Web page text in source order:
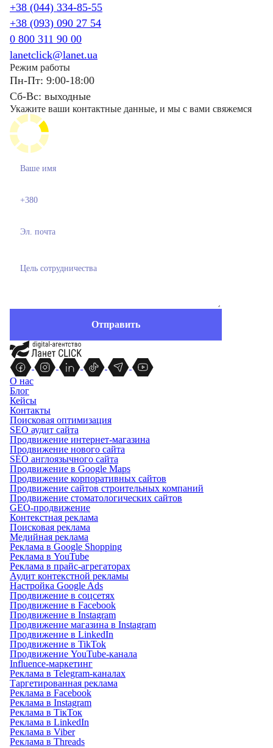
+38 (044) 334-85-55
+38 (093) 090 27 54
0 800 311 90 00
lanetclick@lanet.ua
Режим работы
Пн-Пт: 9:00-18:00
Сб-Вс: выходные
Укажите ваши контактные данные, и мы с вами свяжемся
О нас
Блог
Кейсы
Контакты
Поисковая оптимизация
SEO аудит сайта
Продвижение интернет-магазина
Продвижение нового сайта
SEO англоязычного сайта
Продвижение в Google Maps
Продвижение корпоративных сайтов
Продвижение сайтов строительных компаний
Продвижение стоматологических сайтов
GEO-продвижение
Контекстная реклама
Поисковая реклама
Медийная реклама
Реклама в Google Shopping
Реклама в YouTube
Реклама в прайс-агрегаторах
Аудит контекстной рекламы
Настройка Google Ads
Продвижение в соцсетях
Продвижение в Facebook
Продвижение в Instagram
Продвижение магазина в Instagram
Продвижение в LinkedIn
Продвижение в TikTok
Продвижение YouTube-канала
Influence-маркетинг
Реклама в Telegram-каналах
Таргетированная реклама
Реклама в Facebook
Реклама в Instagram
Реклама в ТікТок
Реклама в LinkedIn
Реклама в Viber
Реклама в Threads